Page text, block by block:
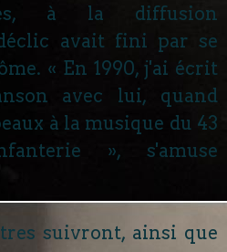
à la diffusion
avait fini par se
« En 1990, j'ai écrit
avec lui, quand
à la musique du 43
», s'amuse
suivront, ainsi que